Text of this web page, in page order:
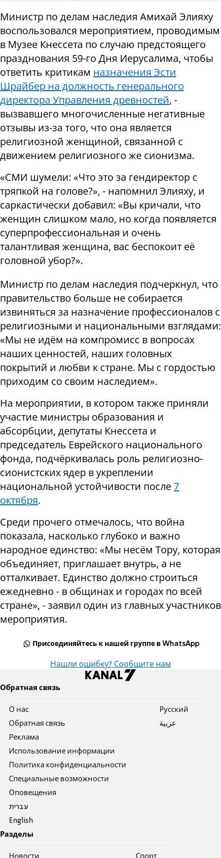
Министр по делам наследия Амихай Элияху
воспользовался мероприятием, проводимым
в Музее Кнессета по случаю предстоящего
празднования 59-го Дня Иерусалима, чтобы
ответить критикам назначения Эсти
Шрайбер на должность генерального
директора Управления древностей, -
вызвавшего многочисленные негативные
отзывы из-за того, что она является
религиозной женщиной, связанной с
движением религиозного же сионизма.
«СМИ шумели: «Что это за гендиректор с
тряпкой на голове?», - напомнил Элияху, и
саркастически добавил: «Вы кричали, что
женщин слишком мало, но когда появляется
суперпрофессиональная и очень
талантливая женщина, вас беспокоит её
головной убор?».
Министр по делам наследия подчеркнул, что
правительство больше не собирается
извиняться за назначение профессионалов с
религиозными и национальными взглядами:
«Мы не идём на компромисс в вопросах
наших ценностей, наших головных
покрытий и любви к стране. Мы с гордостью
приходим со своим наследием».
На мероприятии, в котором также приняли
участие министры образования и
абсорбции, депутаты Кнессета и
председатель Еврейского национального
фонда, подчёркивалась роль религиозно-
сионистских ядер в укреплении
национальной устойчивости после7
октября.
Среди прочего отмечалось, что война
показала, насколько глубоко и важно
народное единство: «Мы несём Тору, которая
объединяет, приглашает внутрь, а не
отталкивает. Единство должно строиться
ежедневно - в общинах и городах по всей
стране», - заявил один из главных участников
мероприятия.
Присоединяйтесь к нашей группе в WhatsApp
Нашли ошибку? Сообщите нам
Обратная связь
О нас
Обратная связь
Реклама
Использование информации
Политика конфиденциальности
Специальные возможности
Оповещения
עברית
English
Pусский
عربية
Разделы
Новости Спорт